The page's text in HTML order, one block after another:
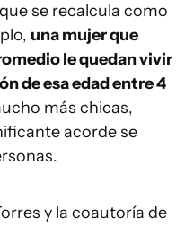
se recalcula como
una mujer que
le quedan vivir
de esa edad entre 4
más chicas,
acorde se
y la coautoría de